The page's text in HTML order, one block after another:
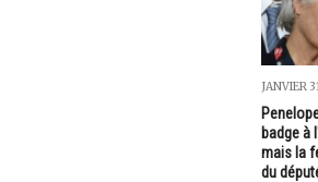
JANVIER
badge à
mais la
du